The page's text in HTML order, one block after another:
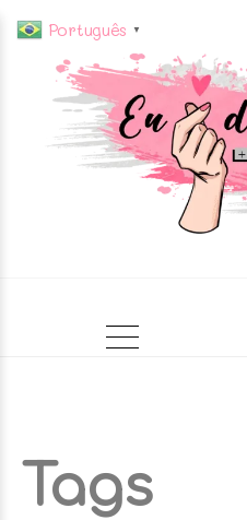
Tags
Português ▼